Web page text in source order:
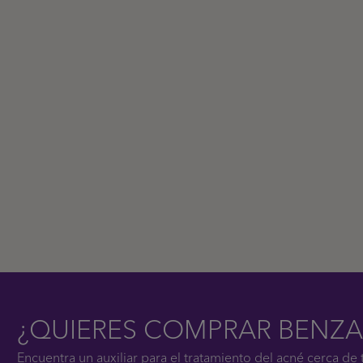
¿QUIERES COMPRAR
Encuentra un auxiliar para el tratamiento del acné cerca de